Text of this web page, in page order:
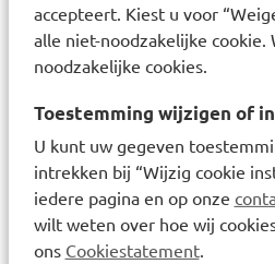
accepteert. Kiest u voor
alle niet-noodzakelijke cookie.
noodzakelijke cookies.
Toestemming wijzigen of
U kunt uw gegeven
intrekken bij “Wijzig cookie
iedere pagina en op onze
wilt weten over hoe wij
ons Cookiestatement.
Responsible address: TSA
CEDEX FR. Responsible
Overmatige blootstelling aan
Baby's en jonge kinderen
direct zonlicht. Blijf niet te
niet wanneer een
gebruikt, omdat het géén
geeft. Vlak voor blootstelling